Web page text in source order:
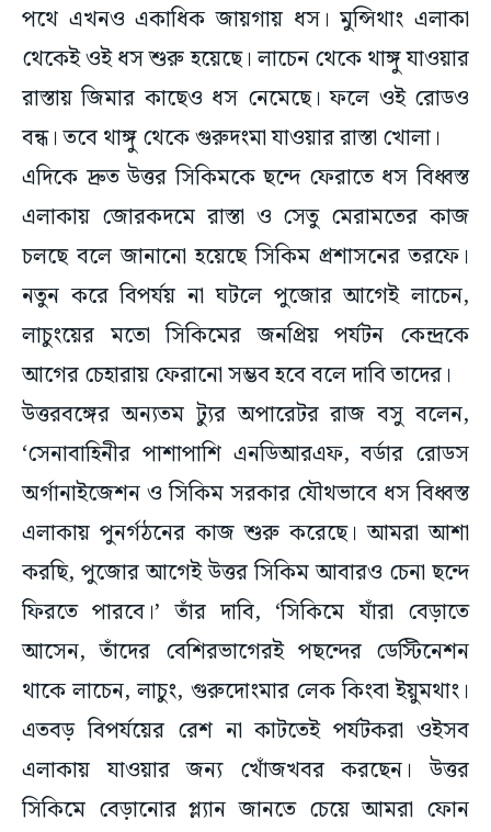
পথে এখনও একাধিক জায়গায় ধস। মুন্সিথাং এলাকা
থেকেই ওই ধস শুরু হয়েছে। লাচেন থেকে থাঙ্গু যাওয়ার
রাস্তায় জিমার কাছেও ধস নেমেছে। ফলে ওই রোডও
বন্ধ। তবে থাঙ্গু থেকে গুরুদংমা যাওয়ার রাস্তা খোলা।
এদিকে দ্রুত উত্তর সিকিমকে ছন্দে ফেরাতে ধস বিধ্বস্ত
এলাকায় জোরকদমে রাস্তা ও সেতু মেরামতের কাজ
চলছে বলে জানানো হয়েছে সিকিম প্রশাসনের তরফে।
নতুন করে বিপর্যয় না ঘটলে পুজোর আগেই লাচেন,
লাচুংয়ের মতো সিকিমের জনপ্রিয় পর্যটন কেন্দ্রকে
আগের চেহারায় ফেরানো সম্ভব হবে বলে দাবি তাদের।
উত্তরবঙ্গের অন্যতম ট্যুর অপারেটর রাজ বসু বলেন,
‘সেনাবাহিনীর পাশাপাশি এনডিআরএফ, বর্ডার রোডস
অর্গানাইজেশন ও সিকিম সরকার যৌথভাবে ধস বিধ্বস্ত
এলাকায় পুনর্গঠনের কাজ শুরু করেছে। আমরা আশা
করছি, পুজোর আগেই উত্তর সিকিম আবারও চেনা ছন্দে
ফিরতে পারবে।’ তাঁর দাবি, ‘সিকিমে যাঁরা বেড়াতে
আসেন, তাঁদের বেশিরভাগেরই পছন্দের ডেস্টিনেশন
থাকে লাচেন, লাচুং, গুরুদোংমার লেক কিংবা ইয়ুমথাং।
এতবড় বিপর্যয়ের রেশ না কাটতেই পর্যটকরা ওইসব
এলাকায় যাওয়ার জন্য খোঁজখবর করছেন। উত্তর
সিকিমে বেড়ানোর প্ল্যান জানতে চেয়ে আমরা ফোন